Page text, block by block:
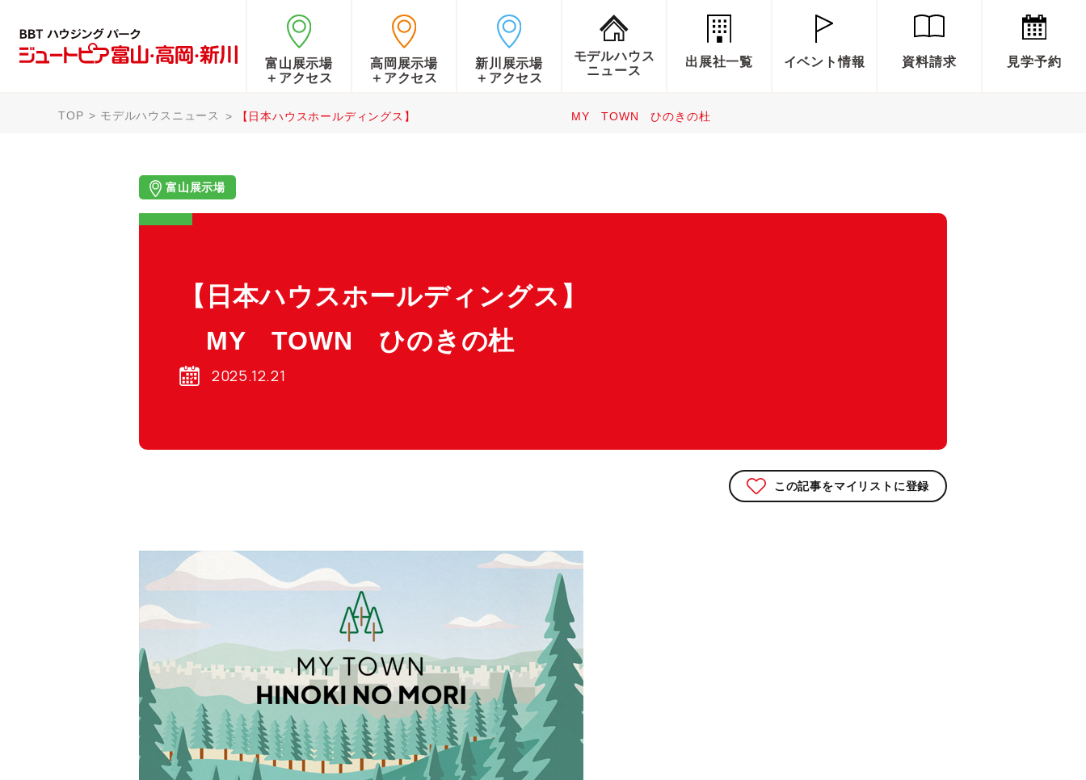
富山展示場
＋アクセス
高岡展示場
＋アクセス
新川展示場
＋アクセス
モデルハウス
ニュース
出展社一覧 イベント情報 資料請求 見学予約
TOP モデルハウスニュース 【日本ハウスホールディングス】 MY TOWN ひのきの杜
富山展示場
【日本ハウスホールディングス】
MY TOWN ひのきの杜
2025.12.21
この記事をマイリストに登録